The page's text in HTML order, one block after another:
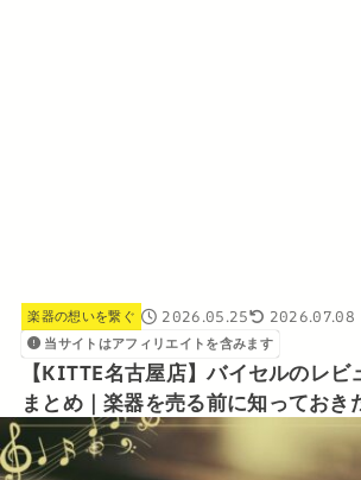
楽器の想いを繋ぐ 2026.05.25 2026.07.08
当サイトはアフィリエイトを含みます
【KITTE名古屋店】バイセルのレビ
まとめ｜楽器を売る前に知っておき